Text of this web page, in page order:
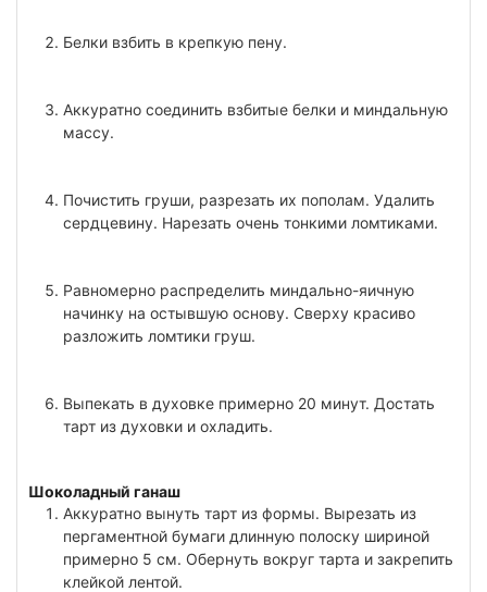
Белки взбить в крепкую пену.
Аккуратно соединить взбитые белки и миндальную
массу.
Почистить груши, разрезать их пополам. Удалить
сердцевину. Нарезать очень тонкими ломтиками.
Равномерно распределить миндально-яичную
начинку на остывшую основу. Сверху красиво
разложить ломтики груш.
Выпекать в духовке примерно 20 минут. Достать
тарт из духовки и охладить.
Шоколадный ганаш
Аккуратно вынуть тарт из формы. Вырезать из
пергаментной бумаги длинную полоску шириной
примерно 5 см. Обернуть вокруг тарта и закрепить
клейкой лентой.